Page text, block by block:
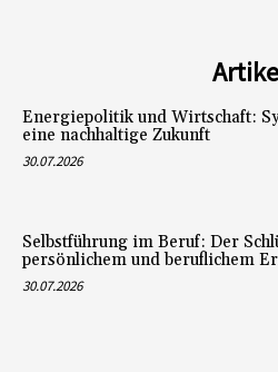
Energiepolitik und Wirtschaft:
eine nachhaltige Zukunft
30.07.2026
Selbstführung im Beruf: Der
persönlichem und beruflichem
30.07.2026